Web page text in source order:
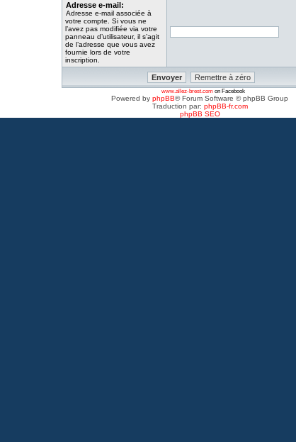
Adresse e-mail:
Adresse e-mail associée à
votre compte. Si vous ne
l’avez pas modifiée via votre
panneau d’utilisateur, il s’agit
de l’adresse que vous avez
fournie lors de votre
inscription.
www.allez-brest.com on Facebook
Powered by phpBB® Forum Software © phpBB Group
Traduction par: phpBB-fr.com
phpBB SEO